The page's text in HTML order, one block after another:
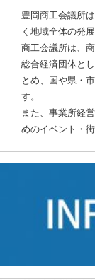
豊岡商工会議所
く地域全体の発
商工会議所は、
総合経済団体と
とめ、国や県・
す。
また、事業所経
めのイベント・